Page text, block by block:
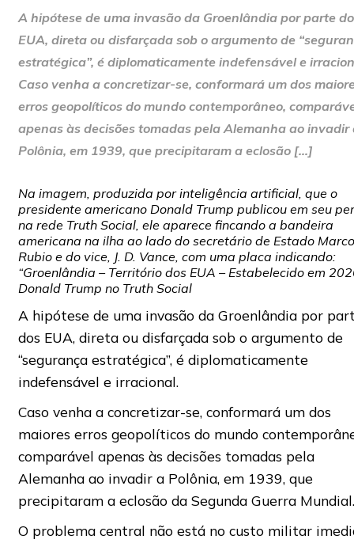
A hipótese de uma invasão da Groenlândia por parte
EUA, direta ou disfarçada sob o argumento de
estratégica”, é diplomaticamente indefensável e
Caso venha a concretizar-se, conformará um dos
erros geopolíticos do mundo contemporâneo,
apenas às decisões tomadas pela Alemanha ao invadir
Polônia, em 1939, que precipitaram a eclosão […]
Na imagem, produzida por inteligência artificial, que o
presidente americano Donald Trump publicou em seu
na rede Truth Social, ele aparece fincando a bandeira
americana na ilha ao lado do secretário de Estado Marco
Rubio e do vice, J. D. Vance, com uma placa indicando:
“Groenlândia – Território dos EUA – Estabelecido em
Donald Trump no Truth Social
A hipótese de uma invasão da Groenlândia por
dos EUA, direta ou disfarçada sob o argumento de
“segurança estratégica”, é diplomaticamente
indefensável e irracional.
Caso venha a concretizar-se, conformará um dos
maiores erros geopolíticos do mundo
comparável apenas às decisões tomadas pela
Alemanha ao invadir a Polônia, em 1939, que
precipitaram a eclosão da Segunda Guerra Mundial.
O problema central não está no custo militar